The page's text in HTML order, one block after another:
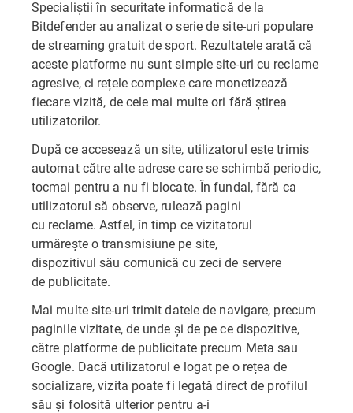
Specialiștii în securitate informatică de la
Bitdefender au analizat o serie de site-uri populare
de streaming gratuit de sport. Rezultatele arată că
aceste platforme nu sunt simple site-uri cu reclame
agresive, ci rețele complexe care monetizează
fiecare vizită, de cele mai multe ori fără știrea
utilizatorilor.
După ce accesează un site, utilizatorul este trimis
automat către alte adrese care se schimbă periodic,
tocmai pentru a nu fi blocate. În fundal, fără ca
utilizatorul să observe, rulează pagini
cu reclame. Astfel, în timp ce vizitatorul
urmărește o transmisiune pe site,
dispozitivul său comunică cu zeci de servere
de publicitate.
Mai multe site-uri trimit datele de navigare, precum
paginile vizitate, de unde și de pe ce dispozitive,
către platforme de publicitate precum Meta sau
Google. Dacă utilizatorul e logat pe o rețea de
socializare, vizita poate fi legată direct de profilul
său și folosită ulterior pentru a-i